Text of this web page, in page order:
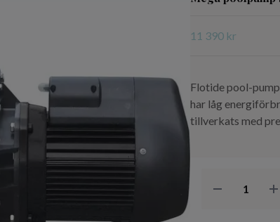
11 390 kr
Flotide pool-
har låg
tillverkats med